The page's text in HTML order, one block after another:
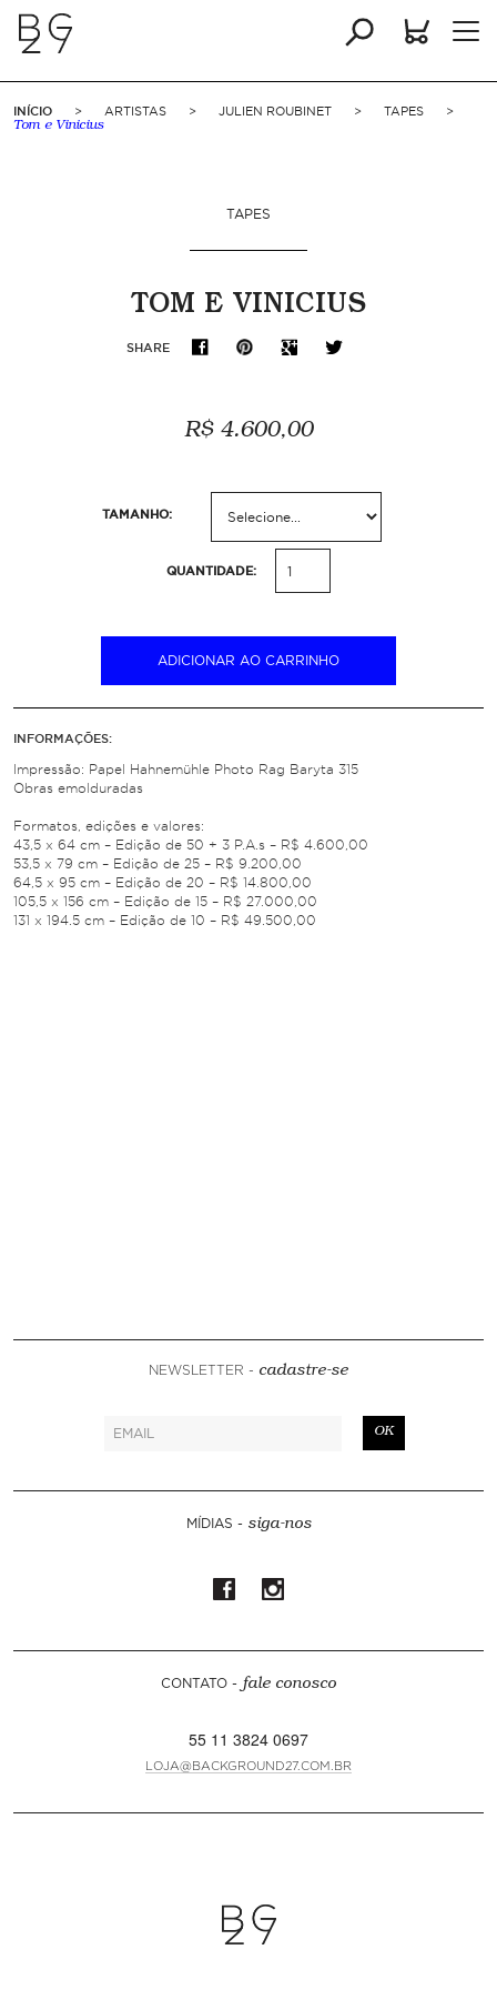
INÍCIO > ARTISTAS > JULIEN ROUBINET > TAPES
>
Tom e Vinicius
TAPES
TOM E VINICIUS
SHARE
R$ 4.600,00
TAMANHO:
QUANTIDADE:
ADICIONAR AO CARRINHO
INFORMAÇÕES:
Impressão: Papel Hahnemühle Photo Rag Baryta 315
Obras emolduradas
Formatos, edições e valores:
43,5 x 64 cm – Edição de 50 + 3 P.A.s – R$ 4.600,00
53,5 x 79 cm – Edição de 25 – R$ 9.200,00
64,5 x 95 cm – Edição de 20 – R$ 14.800,00
105,5 x 156 cm – Edição de 15 – R$ 27.000,00
131 x 194.5 cm – Edição de 10 – R$ 49.500,00
NEWSLETTER - cadastre-se
OK
MÍDIAS - siga-nos
CONTATO - fale conosco
55 11 3824 0697
LOJA@BACKGROUND27.COM.BR